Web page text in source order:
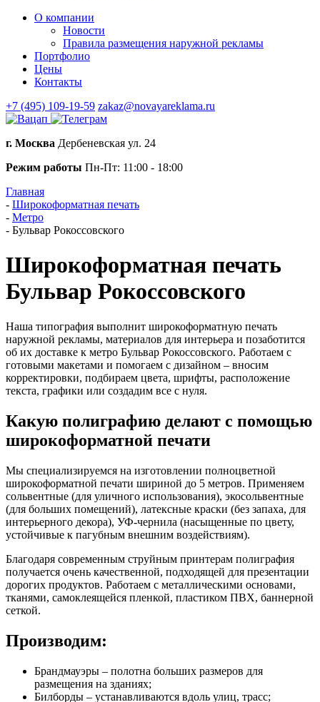
О компании
Новости
Правила размещения наружной рекламы
Портфолио
Цены
Контакты
+7 (495) 109-19-59 zakaz@novayareklama.ru
г. Москва Дербеневская ул. 24
Режим работы Пн-Пт: 11:00 - 18:00
Главная
- Широкоформатная печать
- Метро
- Бульвар Рокоссовского
Широкоформатная печать
Бульвар Рокоссовского
Наша типография выполнит широкоформатную печать
наружной рекламы, материалов для интерьера и позаботится
об их доставке к метро Бульвар Рокоссовского. Работаем с
готовыми макетами и помогаем с дизайном – вносим
корректировки, подбираем цвета, шрифты, расположение
текста, графики или создадим все с нуля.
Какую полиграфию делают с помощью
широкоформатной печати
Мы специализируемся на изготовлении полноцветной
широкоформатной печати шириной до 5 метров. Применяем
сольвентные (для уличного использования), экосольвентные
(для больших помещений), латексные краски (без запаха, для
интерьерного декора), УФ-чернила (насыщенные по цвету,
устойчивые к пагубным внешним воздействиям).
Благодаря современным струйным принтерам полиграфия
получается очень качественной, подходящей для презентации
дорогих продуктов. Работаем с металлическими основами,
тканями, самоклеящейся пленкой, пластиком ПВХ, баннерной
сеткой.
Производим:
Брандмауэры – полотна больших размеров для
размещения на зданиях;
Билборды – устанавливаются вдоль улиц, трасс;